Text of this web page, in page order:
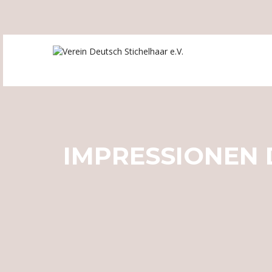
IMPRESSIONEN